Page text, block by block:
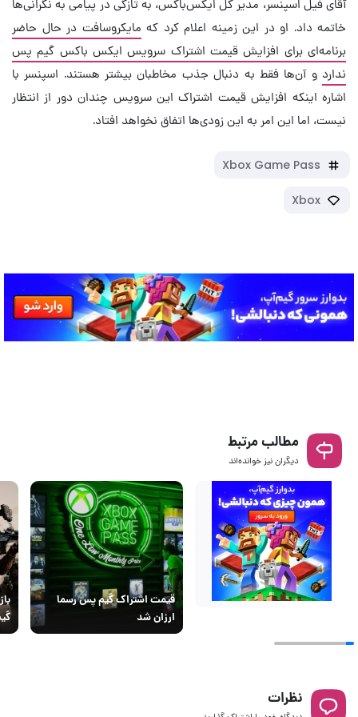
آقای فیل اسپنسر، مدیر کل ایکس‌باکس، به تازگی در پیامی به نگرانی‌ها
خاتمه داد. او در این زمینه اعلام کرد که مایکروسافت در حال حاضر
برنامه‌ای برای افزایش قیمت اشتراک سرویس ایکس باکس گیم پس
ندارد و آن‌ها فقط به دنبال جذب مخاطبان بیشتر هستند. اسپنسر با
اشاره اینکه افزایش قیمت اشتراک این سرویس چندان دور از انتظار
نیست، اما این امر به این زودی‌ها اتفاق نخواهد افتاد.
Xbox Game Pass
Xbox
مطالب مرتبط
دیگران نیز خوانده‌اند
قیمت اشتراک گیم پس رسما
ارزان شد
نظرات